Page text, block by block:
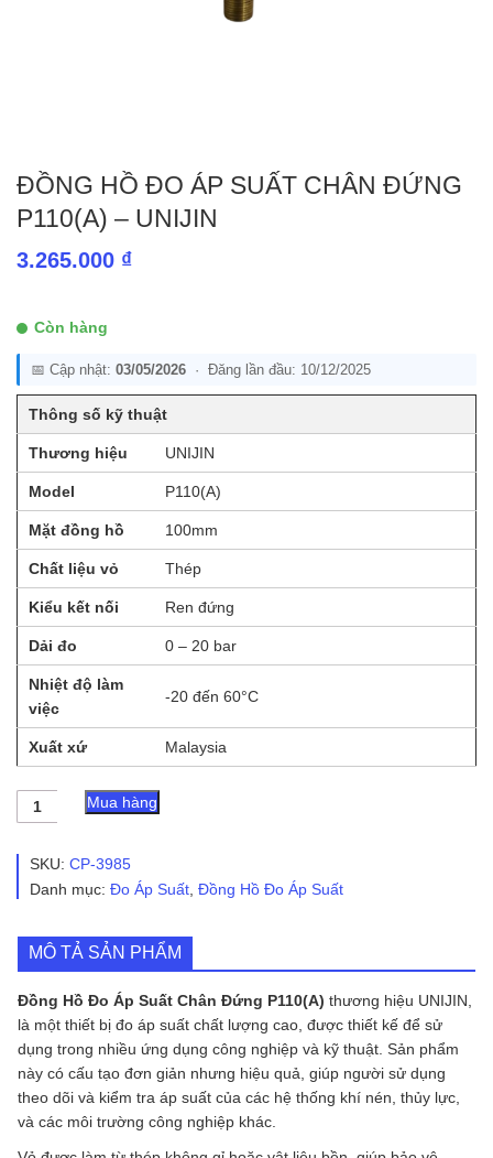
ĐỒNG HỒ ĐO ÁP SUẤT CHÂN ĐỨNG
P110(A) – UNIJIN
3.265.000 ₫
Còn hàng
📅 Cập nhật: 03/05/2026 · Đăng lần đầu: 10/12/2025
Thông số kỹ thuật
Thương hiệu UNIJIN
Model P110(A)
Mặt đồng hồ 100mm
Chất liệu vỏ Thép
Kiểu kết nối Ren đứng
Dải đo 0 – 20 bar
Nhiệt độ làm
việc
-20 đến 60°C
Xuất xứ Malaysia
Đồng
Hồ
Áp
Chân
P110(A)
UNIJIN
số
lượng
Mua hàng
SKU: CP-3985
Danh mục: Đo Áp Suất, Đồng Hồ Đo Áp Suất
MÔ TẢ SẢN PHẨM
Đồng Hồ Đo Áp Suất Chân Đứng P110(A) thương hiệu UNIJIN,
là một thiết bị đo áp suất chất lượng cao, được thiết kế để sử
dụng trong nhiều ứng dụng công nghiệp và kỹ thuật. Sản phẩm
này có cấu tạo đơn giản nhưng hiệu quả, giúp người sử dụng
theo dõi và kiểm tra áp suất của các hệ thống khí nén, thủy lực,
và các môi trường công nghiệp khác.